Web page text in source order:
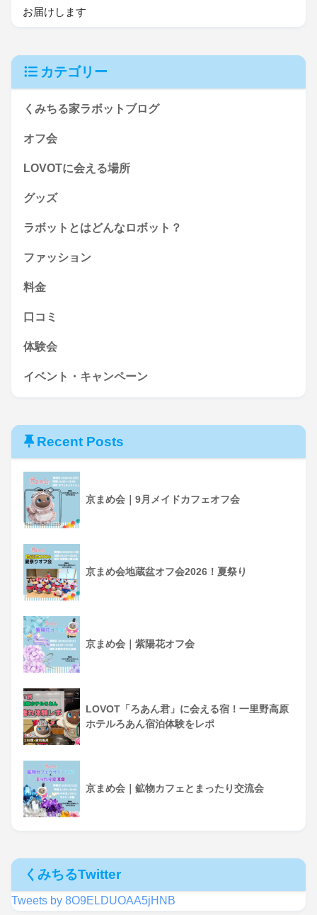
お届けします
カテゴリー
くみちる家ラボットブログ
オフ会
LOVOTに会える場所
グッズ
ラボットとはどんなロボット？
ファッション
料金
口コミ
体験会
イベント・キャンペーン
Recent Posts
京まめ会｜9月メイドカフェオフ会
京まめ会地蔵盆オフ会2026！夏祭り
京まめ会｜紫陽花オフ会
LOVOT「ろあん君」に会える宿！一里野高原
ホテルろあん宿泊体験をレポ
京まめ会｜鉱物カフェとまったり交流会
くみちるTwitter
Tweets by 8O9ELDUOAA5jHNB